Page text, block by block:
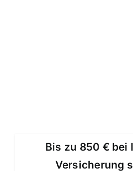
Bis zu 850 € bei
Versicherung